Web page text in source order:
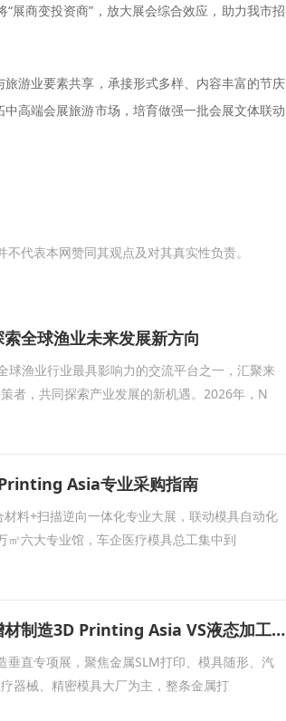
展商变投资商”，放大展会综合效应，助力我市招
旅游业要素共享，承接形式多样、内容丰富的节庆
高端会展旅游市场，培育做强一批会展文体联动
代表本网赞同其观点及对其真实性负责。
全球渔业未来发展新方向
渔业行业最具影响力的交流平台之一，汇聚来
者，共同探索产业发展的新机遇。2026年，N
Asia专业采购指南
料+扫描逆向一体化专业大展，联动模具自动化
六大专业馆，车企医疗模具总工集中到
两大广州工业展赛道核心差异：增材制造3D Printing Asia VS液态加工BLFAasia
直专项展，聚焦金属SLM打印、模具随形、汽
器械、精密模具大厂为主，整条金属打